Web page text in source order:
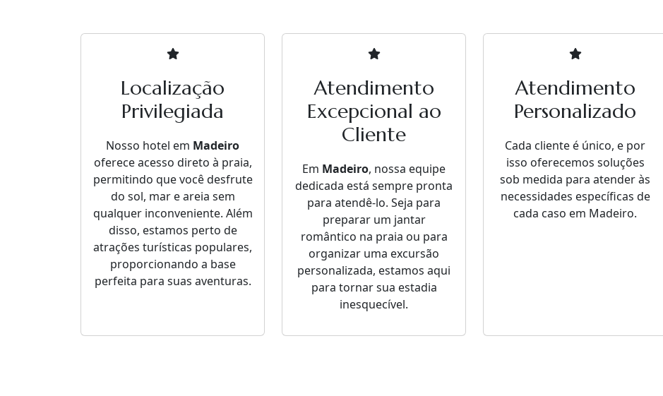
Localização
Privilegiada
Nosso hotel em Madeiro
oferece acesso direto à praia,
permitindo que você desfrute
do sol, mar e areia sem
qualquer inconveniente. Além
disso, estamos perto de
atrações turísticas populares,
proporcionando a base
perfeita para suas aventuras.
Atendimento
Excepcional ao
Cliente
Em Madeiro, nossa equipe
dedicada está sempre pronta
para atendê-lo. Seja para
preparar um jantar
romântico na praia ou para
organizar uma excursão
personalizada, estamos aqui
para tornar sua estadia
inesquecível.
Atendimento
Personalizado
Cada cliente é único, e por
isso oferecemos soluções
sob medida para atender às
necessidades específicas de
cada caso em Madeiro.